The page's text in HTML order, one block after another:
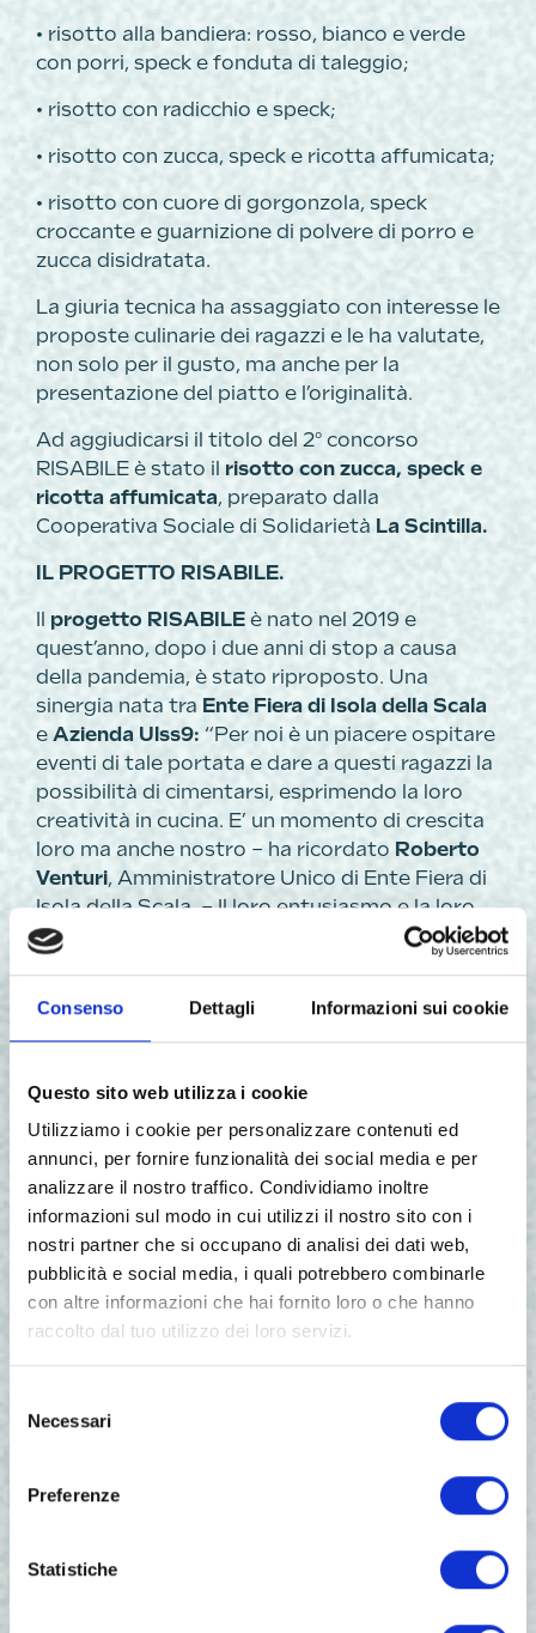
Consenso Dettagli Informazioni sui cookie
Questo sito web utilizza i cookie
Utilizziamo i cookie per personalizzare contenuti ed
annunci, per fornire funzionalità dei social media e per
analizzare il nostro traffico. Condividiamo inoltre
informazioni sul modo in cui utilizzi il nostro sito con i
nostri partner che si occupano di analisi dei dati web,
pubblicità e social media, i quali potrebbero combinarle
con altre informazioni che hai fornito loro o che hanno
raccolto dal tuo utilizzo dei loro servizi.
delNecessari
Preferenze
Statistiche
• risotto alla bandiera: rosso, bianco e verde
con porri, speck e fonduta di taleggio;
• risotto con radicchio e speck;
• risotto con zucca, speck e ricotta affumicata;
• risotto con cuore di gorgonzola, speck
croccante e guarnizione di polvere di porro e
zucca disidratata.
La giuria tecnica ha assaggiato con interesse le
proposte culinarie dei ragazzi e le ha valutate,
non solo per il gusto, ma anche per la
presentazione del piatto e l’originalità.
Ad aggiudicarsi il titolo del 2° concorso
RISABILE è stato il risotto con zucca, speck e
ricotta affumicata, preparato dalla
Cooperativa Sociale di Solidarietà La Scintilla.
IL PROGETTO RISABILE.
Il progetto RISABILE è nato nel 2019 e
quest’anno, dopo i due anni di stop a causa
della pandemia, è stato riproposto. Una
sinergia nata tra Ente Fiera di Isola della Scala
e Azienda Ulss9: “Per noi è un piacere ospitare
eventi di tale portata e dare a questi ragazzi la
possibilità di cimentarsi, esprimendo la loro
creatività in cucina. E’ un momento di crescita
loro ma anche nostro – ha ricordato Roberto
Venturi, Amministratore Unico di Ente Fiera di
Isola della Scala. – Il loro entusiasmo e la loro
energia positiva ci hanno contagiati!”.
Insieme all’Amminstratore Unico erano
presenti anche il Sindaco di Isola della Scala,
Luigi Mirandolae l’assessore alle pari
amministratori veronesi.
A termine della serata, ad ogni ragazzo è stato
consegnato l’attestato di partecipazione del
concorso.
“Un momento speciale per questi ragazzi – ha
sottolineato il dott.Soffiati.- Da sempre
l’Azienda Ulss9 Scaligera si occupa di trovare
modelli di inclusione per le persone
diversamente abili. Essendo la cucina un
mette in rilievo le abilità residue che questi
sperimentare. La cucina è molto varia per gli
strumenti e i prodotti che si utilizzano, e si è
apprezzata anche dai ragazzi stessi”.